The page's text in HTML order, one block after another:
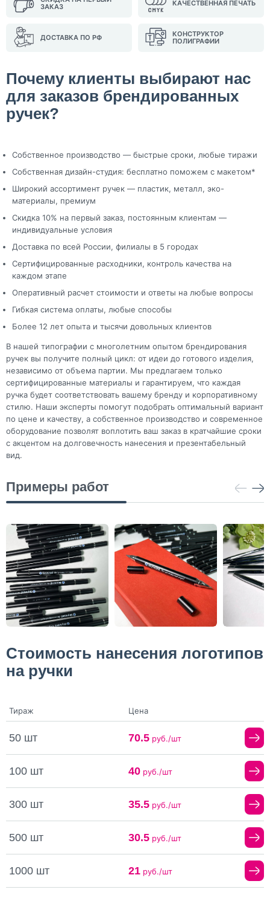
ЗАКАЗ
КАЧЕСТВЕННАЯ ПЕЧАТЬ
ДОСТАВКА ПО РФ
КОНСТРУКТОР
ПОЛИГРАФИИ
Почему клиенты выбирают нас
для заказов брендированных
ручек?
Собственное производство — быстрые сроки, любые тиражи
Собственная дизайн-студия: бесплатно поможем с макетом*
Широкий ассортимент ручек — пластик, металл, эко-
материалы, премиум
Скидка 10% на первый заказ, постоянным клиентам —
индивидуальные условия
Доставка по всей России, филиалы в 5 городах
Сертифицированные расходники, контроль качества на
каждом этапе
Оперативный расчет стоимости и ответы на любые вопросы
Гибкая система оплаты, любые способы
Более 12 лет опыта и тысячи довольных клиентов
В нашей типографии с многолетним опытом брендирования
ручек вы получите полный цикл: от идеи до готового изделия,
независимо от объема партии. Мы предлагаем только
сертифицированные материалы и гарантируем, что каждая
ручка будет соответствовать вашему бренду и корпоративному
стилю. Наши эксперты помогут подобрать оптимальный вариант
по цене и качеству, а собственное производство и современное
оборудование позволят воплотить ваш заказ в кратчайшие сроки
с акцентом на долговечность нанесения и презентабельный
вид.
Примеры работ
Стоимость нанесения логотипов
на ручки
Тираж Цена
50 шт 70.5руб./шт
100 шт 40руб./шт
300 шт 35.5руб./шт
500 шт 30.5руб./шт
1000 шт 21руб./шт